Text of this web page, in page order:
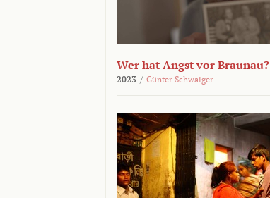
Wer hat Angst vor Braunau?
2023 / Günter Schwaiger